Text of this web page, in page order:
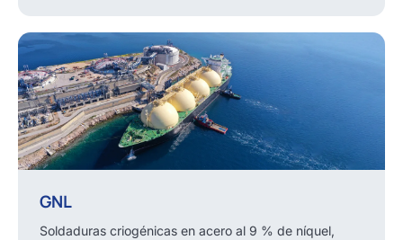
GNL
Soldaduras criogénicas en acero al 9 % de níquel,